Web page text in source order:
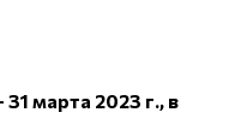
марта 2023 г., в